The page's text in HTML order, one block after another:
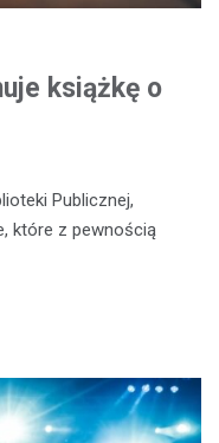
książkę o
Publicznej,
które z pewnością